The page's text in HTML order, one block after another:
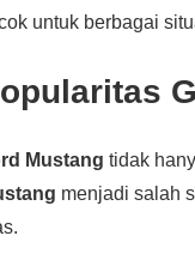
untuk berbagai
Mustang tidak
menjadi salah